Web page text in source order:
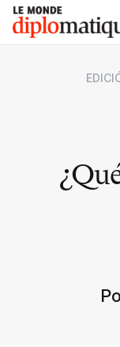
Skip
content
Le monde